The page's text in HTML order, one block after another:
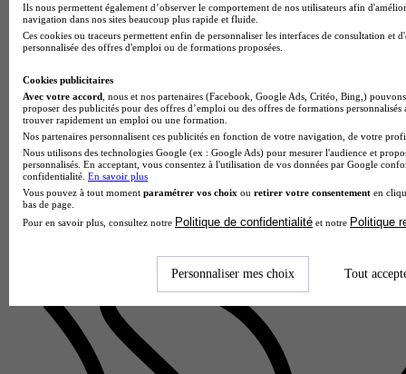
Lycée GT
Voir l’établissement
Ils nous permettent également d’observer le comportement de nos utilisateurs afin
navigation dans nos sites beaucoup plus rapide et fluide.
Ces cookies ou traceurs permettent enfin de personnaliser les interfaces de consultation et
personnalisée des offres d'emploi ou de formations proposées.
Cookies publicitaires
Avec votre accord , nous et nos partenaires (Facebook, Google Ads, Critéo, Bing,)
proposer des publicités pour des offres d’emploi ou des offres de formations
trouver rapidement un emploi ou une formation.
Nos partenaires personnalisent ces publicités en fonction de votre navigation, de votre
Nous utilisons des technologies Google (ex : Google Ads) pour mesurer l'audience et
personnalisés. En acceptant, vous consentez à l'utilisation de vos données par Google
confidentialité. En savoir plus
Vous pouvez à tout moment paramétrer vos choix ou retirer votre consentement en
bas de page.
Pour en savoir plus, consultez notre Politique de confidentialité et notre Politique
Personnaliser mes choix Tout